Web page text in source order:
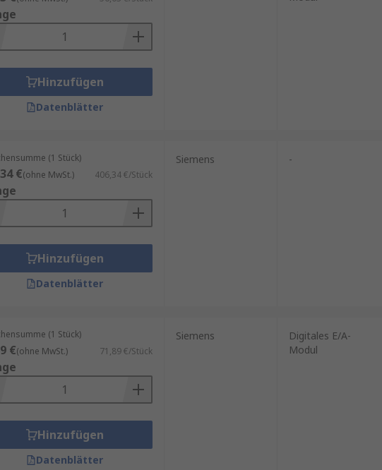
der Regel robuste digitale oder analoge
sind.
der SPS, die unterstützten
Hinzufügen
Datenblätter
(1 Stück)
€(ohne MwSt.) 406,34 €/Stück
Hinzufügen
Datenblätter
Siemens -
(1 Stück)
€(ohne MwSt.) 71,89 €/Stück
Hinzufügen
Datenblätter
Siemens
Digitales E/A-
Modul